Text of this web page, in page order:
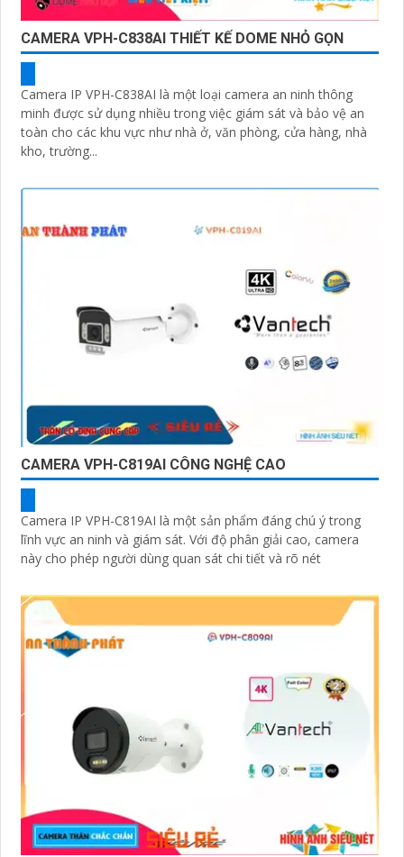
CAMERA VPH-C838AI THIẾT KẾ DOME NHỎ GỌN
Camera IP VPH-C838AI là một loại camera an ninh thông
minh được sử dụng nhiều trong việc giám sát và bảo vệ an
toàn cho các khu vực như nhà ở, văn phòng, cửa hàng, nhà
kho, trường...
CAMERA VPH-C819AI CÔNG NGHỆ CAO
Camera IP VPH-C819AI là một sản phẩm đáng chú ý trong
lĩnh vực an ninh và giám sát. Với độ phân giải cao, camera
này cho phép người dùng quan sát chi tiết và rõ nét